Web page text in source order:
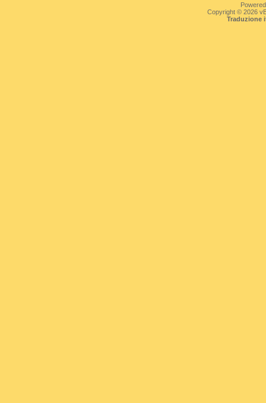
Copyright © 2026
Traduzione